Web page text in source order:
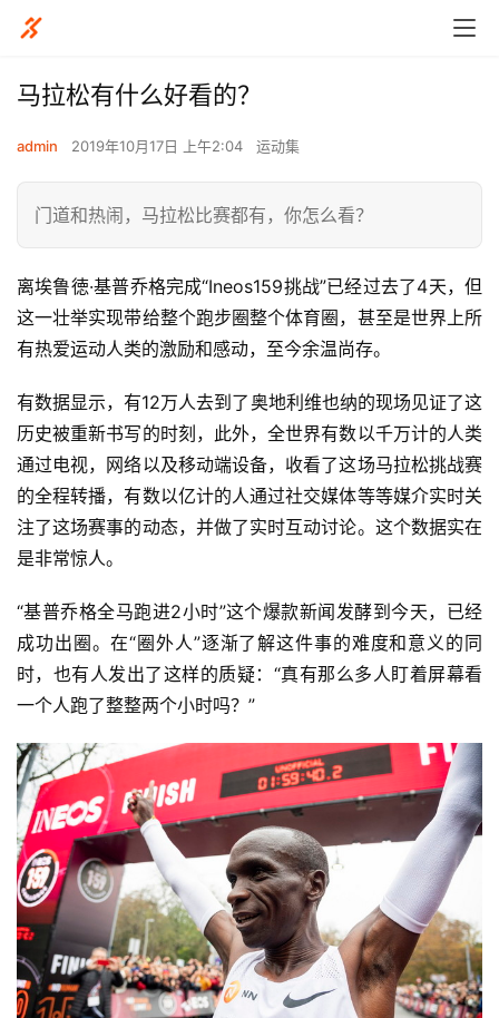
马拉松有什么好看的？
admin 2019年10月17日 上午2:04 运动集
门道和热闹，马拉松比赛都有，你怎么看？
离埃鲁徳·基普乔格完成“Ineos159挑战”已经过去了4天，但
这一壮举实现带给整个跑步圈整个体育圈，甚至是世界上所
有热爱运动人类的激励和感动，至今余温尚存。
有数据显示，有12万人去到了奥地利维也纳的现场见证了这
历史被重新书写的时刻，此外，全世界有数以千万计的人类
通过电视，网络以及移动端设备，收看了这场马拉松挑战赛
的全程转播，有数以亿计的人通过社交媒体等等媒介实时关
注了这场赛事的动态，并做了实时互动讨论。这个数据实在
是非常惊人。
“基普乔格全马跑进2小时”这个爆款新闻发酵到今天，已经
成功出圈。在“圈外人”逐渐了解这件事的难度和意义的同
时，也有人发出了这样的质疑：“真有那么多人盯着屏幕看
一个人跑了整整两个小时吗？”